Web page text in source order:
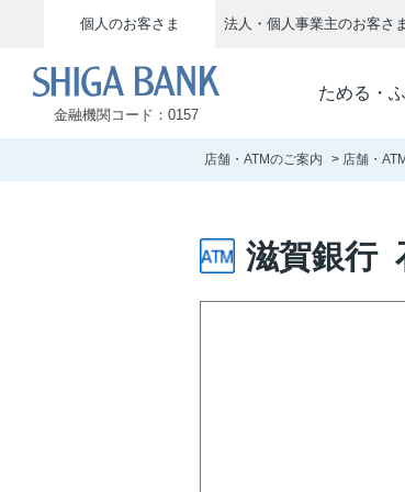
個人のお客さま 法人・個人事業主のお客さま
金融機関コード：0157
ためる・
店舗・ATMのご案内 店舗・
滋賀銀行